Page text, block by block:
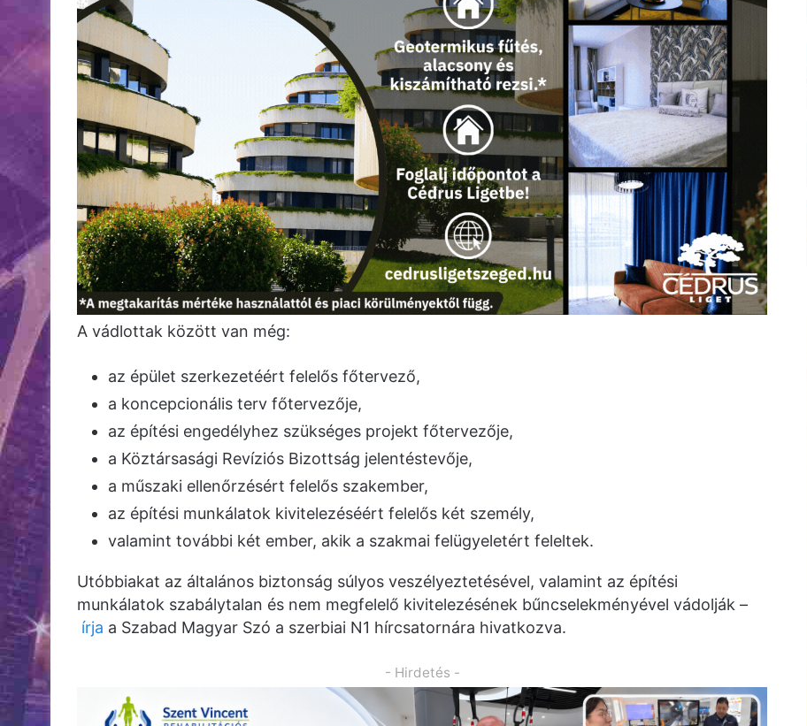
A vádlottak között van még:
az épület szerkezetéért felelős főtervező,
a koncepcionális terv főtervezője,
az építési engedélyhez szükséges projekt főtervezője,
a Köztársasági Revíziós Bizottság jelentéstevője,
a műszaki ellenőrzésért felelős szakember,
az építési munkálatok kivitelezéséért felelős két személy,
valamint további két ember, akik a szakmai felügyeletért feleltek.
Utóbbiakat az általános biztonság súlyos veszélyeztetésével, valamint az építési
munkálatok szabálytalan és nem megfelelő kivitelezésének bűncselekményével vádolják –
írja a Szabad Magyar Szó a szerbiai N1 hírcsatornára hivatkozva.
- Hirdetés -